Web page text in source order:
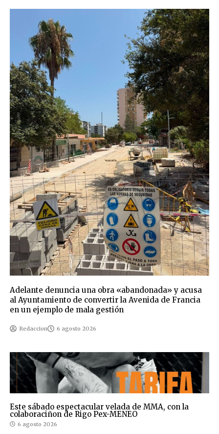
Adelante denuncia una obra «abandonada» y acusa
al Ayuntamiento de convertir la Avenida de Francia
en un ejemplo de mala gestión
Redaccion 6 agosto 2026
Este sábado espectacular velada de MMA, con la
colaboraciñon de Rigo Pex-MENEO
6 agosto 2026